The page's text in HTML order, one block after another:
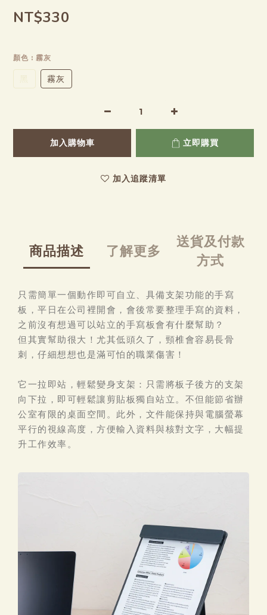
NT$330
顏色 : 霧灰
霧灰
加入購物車 立即購買
加入追蹤清單
商品描述 了解更多
送貨及付款
方式
只需簡單一個動作即可自立、具備支架功能的手寫
板，平日在公司裡開會，會後常要整理手寫的資料，
之前沒有想過可以站立的手寫板會有什麼幫助？
但其實幫助很大！尤其低頭久了，頸椎會容易長骨
刺，仔細想想也是滿可怕的職業傷害！
它一拉即站，輕鬆變身支架：只需將板子後方的支架
向下拉，即可輕鬆讓剪貼板獨自站立。不但能節省辦
公室有限的桌面空間。此外，文件能保持與電腦螢幕
平行的視線高度，方便輸入資料與核對文字，大幅提
升工作效率。